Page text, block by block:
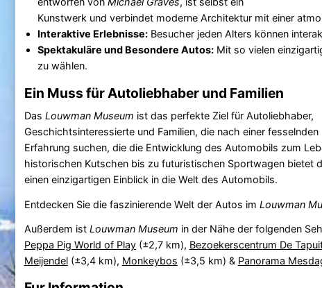
Kunstwerk und verbindet moderne Architektur mit einer
Interaktive Erlebnisse:Besucher jeden Alters können
Spektakuläre und Besondere Autos:Mit so vielen
zu wählen.
Ein Muss für Autoliebhaber und Familien
Das Louwman Museum ist das perfekte Ziel für Autoliebhaber,
Geschichtsinteressierte und Familien, die nach einer fesselnden
Erfahrung suchen, die die Entwicklung des Automobils zum
historischen Kutschen bis zu futuristischen Sportwagen bietet
einen einzigartigen Einblick in die Welt des Automobils.
Entdecken Sie die faszinierende Welt der Autos im Louwman
Außerdem ist Louwman Museum in der Nähe der folgenden
Peppa Pig World of Play(±2,7 km), Bezoekerscentrum De
Meijendel(±3,4 km), Monkeybos (±3,5 km) & Panorama